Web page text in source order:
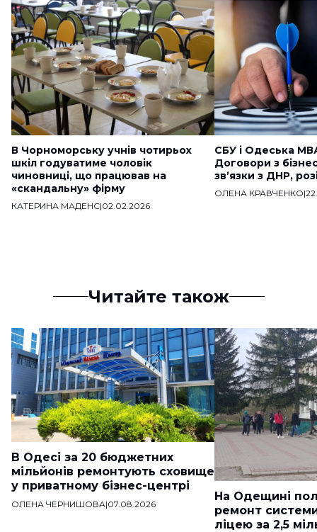
В Чорноморську учнів чотирьох
шкіл годуватиме чоловік
чиновниці, що працював на
«скандальну» фірму
КАТЕРИНА МАДЕНС|02.02.2026
СБУ і Одеська
Договори з
звʼязки з ДНР,
ОЛЕНА КРАВЧЕНКО|
Читайте також
В Одесі за 20 бюджетних
мільйонів ремонтують сховище
у приватному бізнес-центрі
ОЛЕНА ЧЕРНИШОВА|07.08.2026
На Одещині
ремонт
ліцею за 2,5